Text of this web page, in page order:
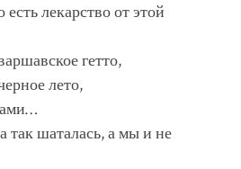
лекарство от этой
гетто,
лето,
так шаталась, а мы и не